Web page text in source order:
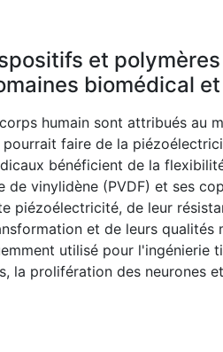
et polymères
biomédical
humain sont attribués au
faire de la
bénéficient de la
vinylidène (PVDF) et ses
piézoélectricité, de leur
et de leurs qualités
utilisé pour l'ingénierie
la prolifération des neurones